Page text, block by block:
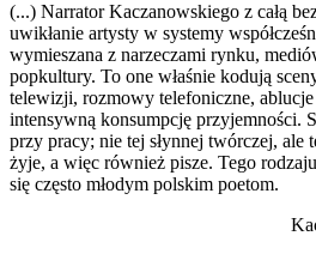
(...) Narrator Kaczanowskiego z całą
uwikłanie artysty w systemy
wymieszana z narzeczami rynku,
popkultury. To one właśnie kodują
telewizji, rozmowy telefoniczne, ablucje
intensywną konsumpcję przyjemności.
przy pracy; nie tej słynnej twórczej, ale
żyje, a więc również pisze. Tego
się często młodym polskim poetom.